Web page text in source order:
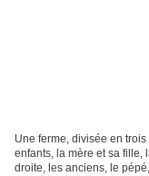
Une ferme, divisée en
enfants, la mère et sa fille,
droite, les anciens, le